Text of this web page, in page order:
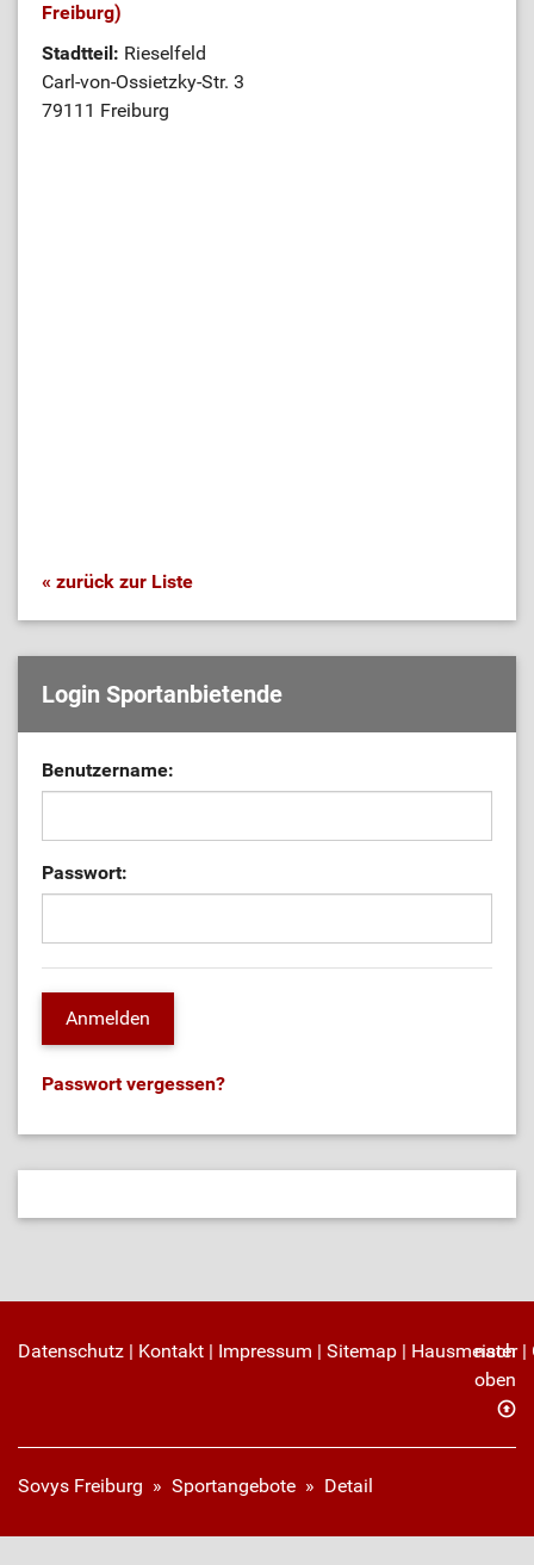
Freiburg)
Stadtteil: Rieselfeld
Carl-von-Ossietzky-Str. 3
79111 Freiburg
« zurück zur Liste
Login Sportanbietende
Benutzername:
Passwort:
Passwort vergessen?
Datenschutz | Kontakt | Impressum | Sitemap | Hausmeister|
nach
oben
Sovys Freiburg » Sportangebote » Detail